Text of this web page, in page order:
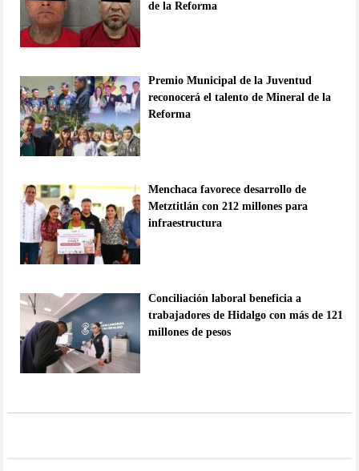
de la Reforma
Premio Municipal de la Juventud
reconocerá el talento de Mineral de la
Reforma
Menchaca favorece desarrollo de
Metztitlán con 212 millones para
infraestructura
Conciliación laboral beneficia a
trabajadores de Hidalgo con más de 121
millones de pesos